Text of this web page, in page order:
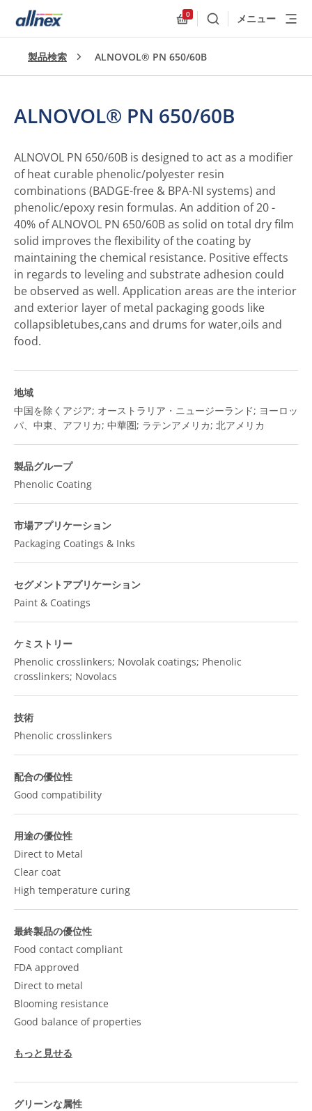
0
検索 メニュー
製品検索 ALNOVOL® PN 650/60B
ALNOVOL® PN 650/60B
ALNOVOL PN 650/60B is designed to act as a modifier
of heat curable phenolic/polyester resin
combinations (BADGE-free & BPA-NI systems) and
phenolic/epoxy resin formulas. An addition of 20 -
40% of ALNOVOL PN 650/60B as solid on total dry film
solid improves the flexibility of the coating by
maintaining the chemical resistance. Positive effects
in regards to leveling and substrate adhesion could
be observed as well. Application areas are the interior
and exterior layer of metal packaging goods like
collapsibletubes,cans and drums for water,oils and
food.
地域
中国を除くアジア; オーストラリア・ニュージーランド; ヨーロッ
パ、中東、アフリカ; 中華圏; ラテンアメリカ; 北アメリカ
製品グループ
Phenolic Coating
市場アプリケーション
Packaging Coatings & Inks
セグメントアプリケーション
Paint & Coatings
ケミストリー
Phenolic crosslinkers; Novolak coatings; Phenolic
crosslinkers; Novolacs
技術
Phenolic crosslinkers
配合の優位性
Good compatibility
用途の優位性
Direct to Metal
Clear coat
High temperature curing
最終製品の優位性
Food contact compliant
FDA approved
Direct to metal
Blooming resistance
Good balance of properties
もっと見せる
グリーンな属性